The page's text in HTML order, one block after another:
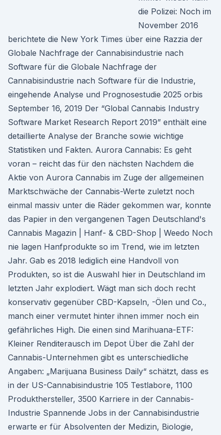
die Polizei: Noch im
November 2016
berichtete die New York Times über eine Razzia der
Globale Nachfrage der Cannabisindustrie nach
Software für die Globale Nachfrage der
Cannabisindustrie nach Software für die Industrie,
eingehende Analyse und Prognosestudie 2025 orbis
September 16, 2019 Der “Global Cannabis Industry
Software Market Research Report 2019” enthält eine
detaillierte Analyse der Branche sowie wichtige
Statistiken und Fakten. Aurora Cannabis: Es geht
voran – reicht das für den nächsten Nachdem die
Aktie von Aurora Cannabis im Zuge der allgemeinen
Marktschwäche der Cannabis-Werte zuletzt noch
einmal massiv unter die Räder gekommen war, konnte
das Papier in den vergangenen Tagen Deutschland's
Cannabis Magazin | Hanf- & CBD-Shop | Weedo Noch
nie lagen Hanfprodukte so im Trend, wie im letzten
Jahr. Gab es 2018 lediglich eine Handvoll von
Produkten, so ist die Auswahl hier in Deutschland im
letzten Jahr explodiert. Wägt man sich doch recht
konservativ gegenüber CBD-Kapseln, -Ölen und Co.,
manch einer vermutet hinter ihnen immer noch ein
gefährliches High. Die einen sind Marihuana-ETF:
Kleiner Renditerausch im Depot Über die Zahl der
Cannabis-Unternehmen gibt es unterschiedliche
Angaben: „Marijuana Business Daily“ schätzt, dass es
in der US-Cannabisindustrie 105 Testlabore, 1100
Produkthersteller, 3500 Karriere in der Cannabis-
Industrie Spannende Jobs in der Cannabisindustrie
erwarte er für Absolventen der Medizin, Biologie,